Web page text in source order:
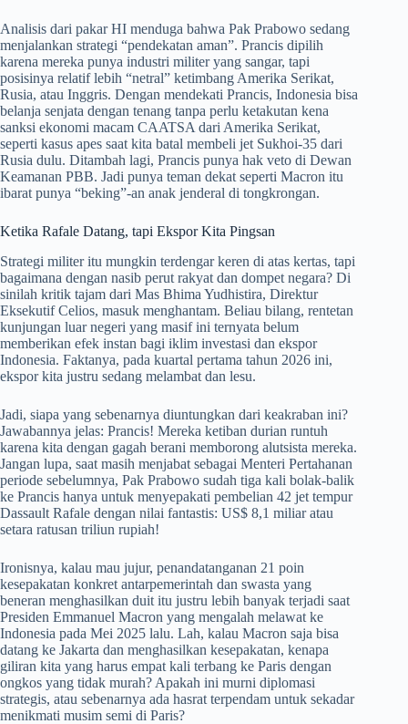
Analisis dari pakar HI menduga bahwa Pak Prabowo sedang
menjalankan strategi “pendekatan aman”. Prancis dipilih
karena mereka punya industri militer yang sangar, tapi
posisinya relatif lebih “netral” ketimbang Amerika Serikat,
Rusia, atau Inggris. Dengan mendekati Prancis, Indonesia bisa
belanja senjata dengan tenang tanpa perlu ketakutan kena
sanksi ekonomi macam CAATSA dari Amerika Serikat,
seperti kasus apes saat kita batal membeli jet Sukhoi-35 dari
Rusia dulu. Ditambah lagi, Prancis punya hak veto di Dewan
Keamanan PBB. Jadi punya teman dekat seperti Macron itu
ibarat punya “beking”-an anak jenderal di tongkrongan.
Ketika Rafale Datang, tapi Ekspor Kita Pingsan
Strategi militer itu mungkin terdengar keren di atas kertas, tapi
bagaimana dengan nasib perut rakyat dan dompet negara? Di
sinilah kritik tajam dari Mas Bhima Yudhistira, Direktur
Eksekutif Celios, masuk menghantam. Beliau bilang, rentetan
kunjungan luar negeri yang masif ini ternyata belum
memberikan efek instan bagi iklim investasi dan ekspor
Indonesia. Faktanya, pada kuartal pertama tahun 2026 ini,
ekspor kita justru sedang melambat dan lesu.
Jadi, siapa yang sebenarnya diuntungkan dari keakraban ini?
Jawabannya jelas: Prancis! Mereka ketiban durian runtuh
karena kita dengan gagah berani memborong alutsista mereka.
Jangan lupa, saat masih menjabat sebagai Menteri Pertahanan
periode sebelumnya, Pak Prabowo sudah tiga kali bolak-balik
ke Prancis hanya untuk menyepakati pembelian 42 jet tempur
Dassault Rafale dengan nilai fantastis: US$ 8,1 miliar atau
setara ratusan triliun rupiah!
Ironisnya, kalau mau jujur, penandatanganan 21 poin
kesepakatan konkret antarpemerintah dan swasta yang
beneran menghasilkan duit itu justru lebih banyak terjadi saat
Presiden Emmanuel Macron yang mengalah melawat ke
Indonesia pada Mei 2025 lalu. Lah, kalau Macron saja bisa
datang ke Jakarta dan menghasilkan kesepakatan, kenapa
giliran kita yang harus empat kali terbang ke Paris dengan
ongkos yang tidak murah? Apakah ini murni diplomasi
strategis, atau sebenarnya ada hasrat terpendam untuk sekadar
menikmati musim semi di Paris?